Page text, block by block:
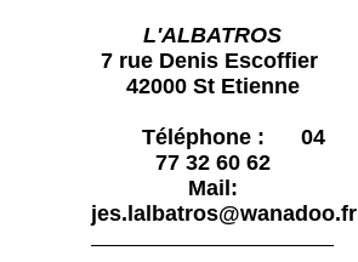
L'ALBATROS
7 rue Denis Escoffier
42000 St Etienne
Téléphone : 04
77 32 60 62
Mail:
jes.lalbatros@wanadoo.fr